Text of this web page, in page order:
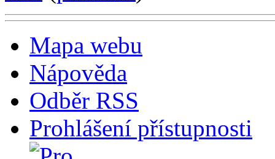
Mapa webu
Nápověda
Odběr RSS
Prohlášení přístupnosti